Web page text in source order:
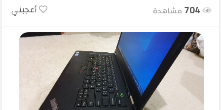
تسجيل
الدخول
English
مشاهدة أعجبني